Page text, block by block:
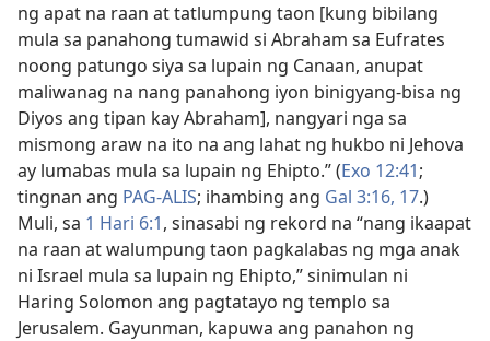
ng apat na raan at tatlumpung taon [kung bibilang
mula sa panahong tumawid si Abraham sa Eufrates
noong patungo siya sa lupain ng Canaan, anupat
maliwanag na nang panahong iyon binigyang-bisa ng
Diyos ang tipan kay Abraham], nangyari nga sa
mismong araw na ito na ang lahat ng hukbo ni Jehova
ay lumabas mula sa lupain ng Ehipto.” (Exo 12:41;
tingnan ang PAG-ALIS; ihambing ang Gal 3:16, 17.)
Muli, sa 1 Hari 6:1, sinasabi ng rekord na “nang ikaapat
na raan at walumpung taon pagkalabas ng mga anak
ni Israel mula sa lupain ng Ehipto,” sinimulan ni
Haring Solomon ang pagtatayo ng templo sa
Jerusalem. Gayunman, kapuwa ang panahon ng